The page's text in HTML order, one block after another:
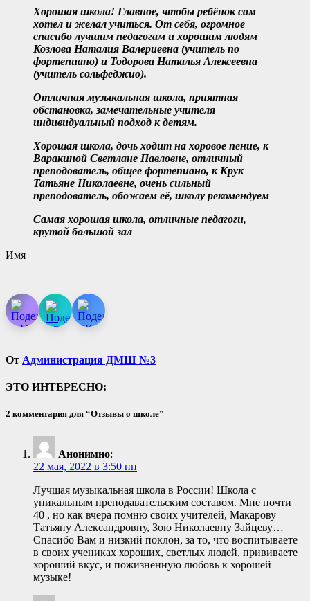
Хорошая школа! Главное, чтобы ребёнок сам
хотел и желал учиться. От себя, огромное
спасибо лучшим педагогам и хорошим людям
Козлова Наталия Валериевна (учитель по
фортепиано) и Тодорова Наталья Алексеевна
(учитель сольфеджио).
Отличная музыкальная школа, приятная
обстановка, замечательные учителя
индивидуальный подход к детям.
Хорошая школа, дочь ходит на хоровое пение, к
Варакиной Светлане Павловне, отличный
преподователь, общее фортепиано, к Крук
Татьяне Николаевне, очень сильный
преподователь, обожаем её, школу рекомендуем
Самая хорошая школа, отличные педагоги,
крутой большой зал
Имя
От Администрация ДМШ №3
ЭТО ИНТЕРЕСНО:
2 комментария для “Отзывы о школе”
Анонимно:
22 мая, 2022 в 3:50 пп
Лучшая музыкальная школа в России! Школа с
уникальным преподавательским составом. Мне почти
40 , но как вчера помню своих учителей, Макарову
Татьяну Александровну, Зою Николаевну Зайцеву…
Спасибо Вам и низкий поклон, за то, что воспитываете
в своих учениках хороших, светлых людей, прививаете
хороший вкус, и пожизненную любовь к хорошей
музыке!